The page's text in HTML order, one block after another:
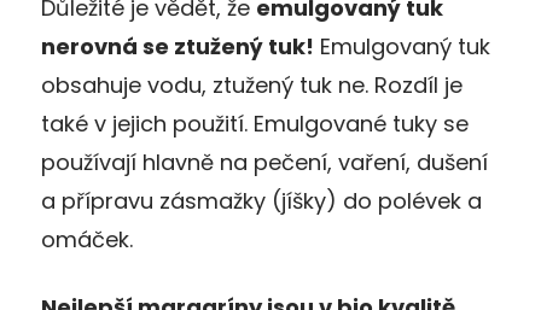
Důležité je vědět, že emulgovaný tuk
nerovná se ztužený tuk! Emulgovaný tuk
obsahuje vodu, ztužený tuk ne. Rozdíl je
také v jejich použití. Emulgované tuky se
používají hlavně na pečení, vaření, dušení
a přípravu zásmažky (jíšky) do polévek a
omáček.